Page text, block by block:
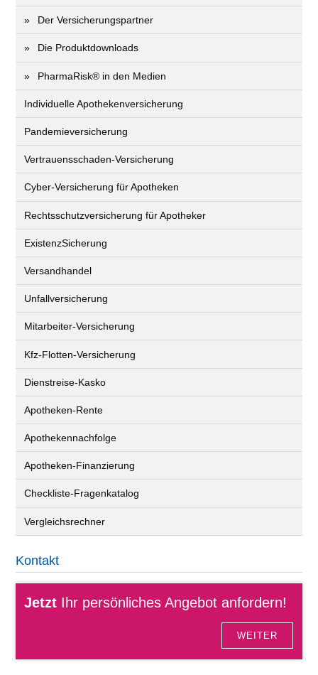
Der Versicherungspartner
Die Produktdownloads
PharmaRisk® in den Medien
Individuelle Apothekenversicherung
Pandemieversicherung
Vertrauensschaden-Versicherung
Cyber-Versicherung für Apotheken
Rechtsschutzversicherung für Apotheker
ExistenzSicherung
Versandhandel
Unfallversicherung
Mitarbeiter-Versicherung
Kfz-Flotten-Versicherung
Dienstreise-Kasko
Apotheken-Rente
Apothekennachfolge
Apotheken-Finanzierung
Checkliste-Fragenkatalog
Vergleichsrechner
Kontakt
Jetzt Ihr persönliches Angebot anfordern!
WEITER